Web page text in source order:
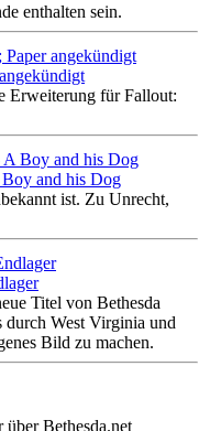
enthalten sein.
Erweiterung für Fallout:
and his Dog
ist. Zu Unrecht,
Titel von Bethesda
durch West Virginia und
Bild zu machen.
über Bethesda.net